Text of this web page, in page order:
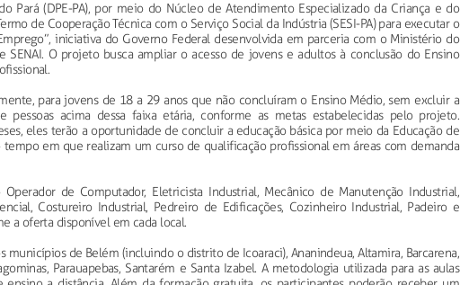
Pará (DPE-PA), por meio do Núcleo de Atendimento Especializado da Criança e do
de Cooperação Técnica com o Serviço Social da Indústria (SESI-PA) para executar o
iniciativa do Governo Federal desenvolvida em parceria com o Ministério do
SENAI. O projeto busca ampliar o acesso de jovens e adultos à conclusão do Ensino
para jovens de 18 a 29 anos que não concluíram o Ensino Médio, sem excluir a
pessoas acima dessa faixa etária, conforme as metas estabelecidas pelo projeto.
eles terão a oportunidade de concluir a educação básica por meio da Educação de
tempo em que realizam um curso de qualificação profissional em áreas com demanda
de Computador, Eletricista Industrial, Mecânico de Manutenção Industrial,
Costureiro Industrial, Pedreiro de Edificações, Cozinheiro Industrial, Padeiro e
a oferta disponível em cada local.
municípios de Belém (incluindo o distrito de Icoaraci), Ananindeua, Altamira, Barcarena,
Parauapebas, Santarém e Santa Izabel. A metodologia utilizada para as aulas